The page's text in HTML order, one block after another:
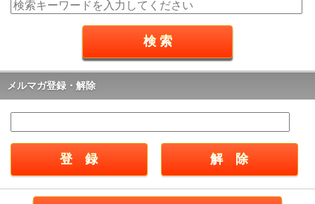
メルマガ登録・解除